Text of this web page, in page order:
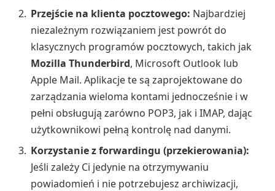
Przejście na klienta pocztowego: Najbardziej
niezależnym rozwiązaniem jest powrót do
klasycznych programów pocztowych, takich jak
Mozilla Thunderbird, Microsoft Outlook lub
Apple Mail. Aplikacje te są zaprojektowane do
zarządzania wieloma kontami jednocześnie i w
pełni obsługują zarówno POP3, jak i IMAP, dając
użytkownikowi pełną kontrolę nad danymi.
Korzystanie z forwardingu (przekierowania):
Jeśli zależy Ci jedynie na otrzymywaniu
powiadomień i nie potrzebujesz archiwizacji,